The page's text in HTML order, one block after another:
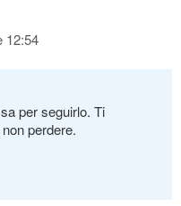
12:54
per seguirlo. Ti
perdere.